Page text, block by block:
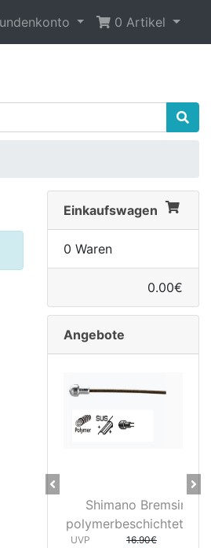
0 Artikel
Einkaufswagen
0 Waren
0.00€
Angebote
Shimano
polymerbeschichtet
UVP 16.90€
28"
3D37
Previous